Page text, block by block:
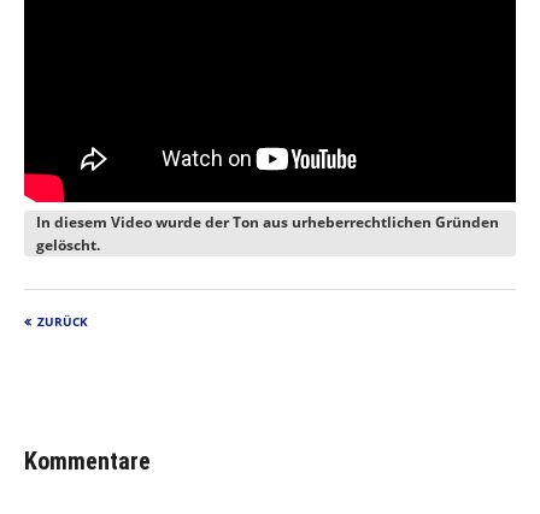
In diesem Video wurde der Ton aus urheberrechtlichen Gründen
gelöscht.
ZURÜCK
Kommentare